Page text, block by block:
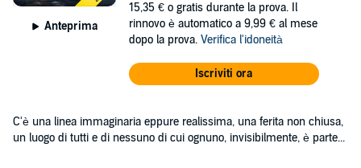
Anteprima
15,35 € o gratis durante la prova. Il
rinnovo è automatico a 9,99 € al mese
dopo la prova. Verifica l'idoneità
Iscriviti ora
C'è una linea immaginaria eppure realissima, una ferita non chiusa,
un luogo di tutti e di nessuno di cui ognuno, invisibilmente, è parte...